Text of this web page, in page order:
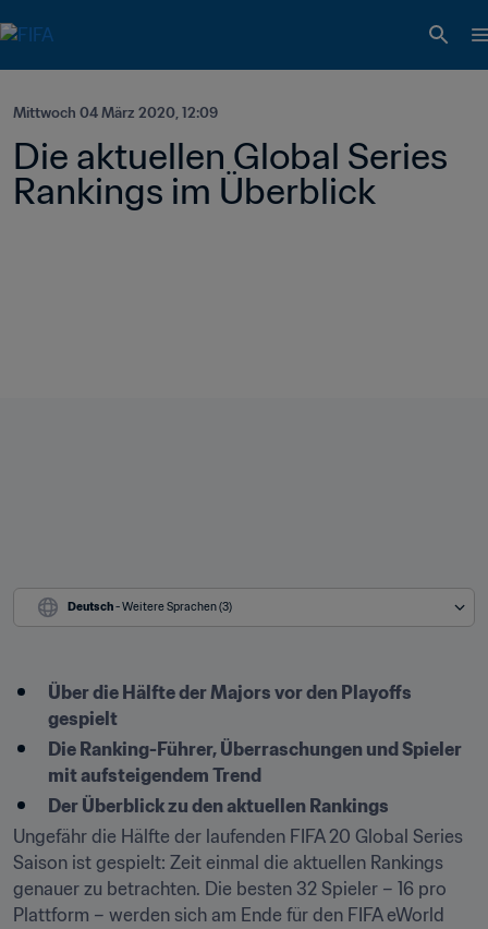
Mittwoch 04 März 2020, 12:09
Die aktuellen Global Series
Rankings im Überblick
Deutsch - Weitere Sprachen (3)
Über die Hälfte der Majors vor den Playoffs
gespielt
Die Ranking-Führer, Überraschungen und Spieler
mit aufsteigendem Trend
Der Überblick zu den aktuellen Rankings
Ungefähr die Hälfte der laufenden FIFA 20 Global Series
Saison ist gespielt: Zeit einmal die aktuellen Rankings
genauer zu betrachten. Die besten 32 Spieler – 16 pro
Plattform – werden sich am Ende für den FIFA eWorld